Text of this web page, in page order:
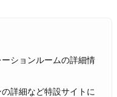
ションルームの詳細情
詳細など特設サイトに